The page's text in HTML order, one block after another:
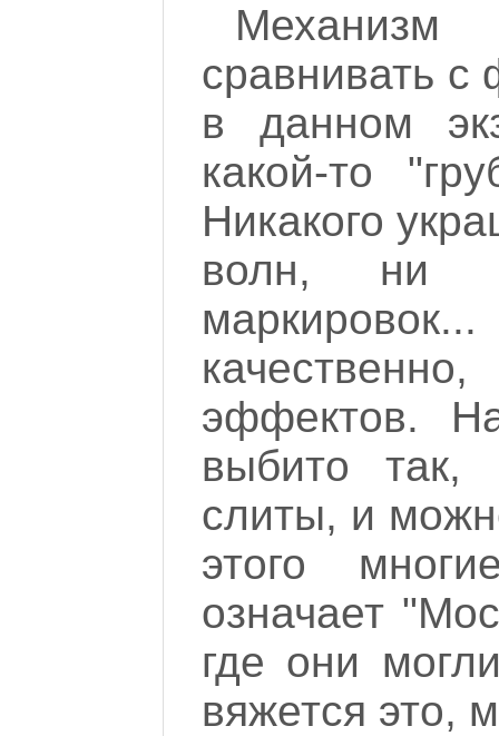
сравнивать с
в данном
какой-то
Никакого
волн, ни
эффектов.
выбито так,
слиты, и
этого
означает
где они
вяжется это,